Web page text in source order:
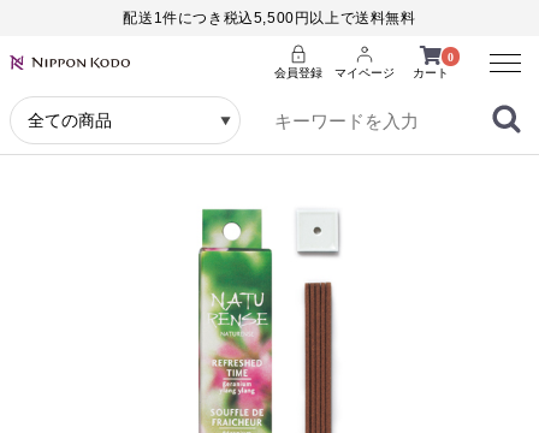
配送1件につき税込5,500円以上で送料無料
0
カート
会員登録 マイページ
Menu